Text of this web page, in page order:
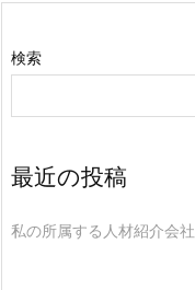
検索
最近の投稿
私の所属する人材紹介会社